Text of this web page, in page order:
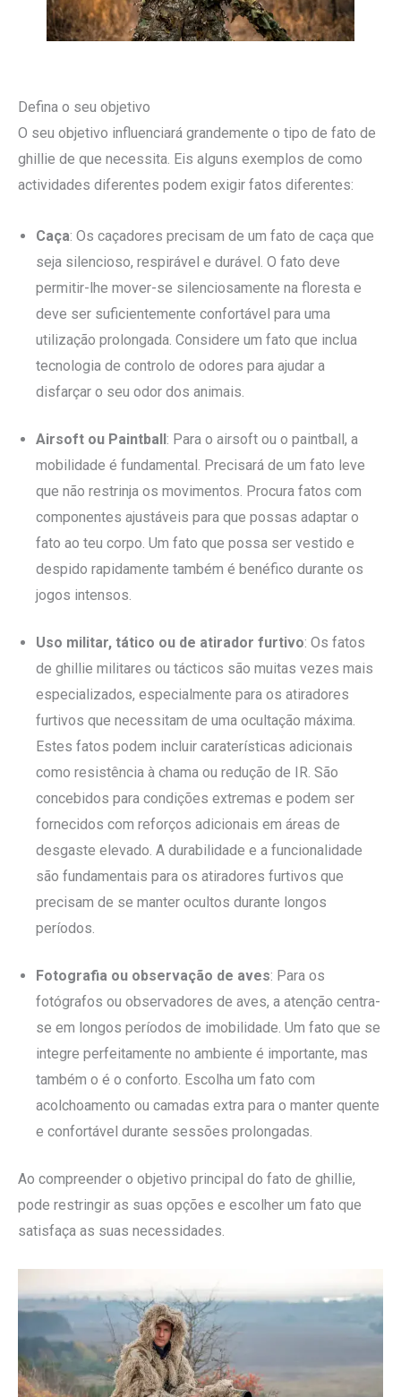
Defina o seu objetivo
O seu objetivo influenciará grandemente o tipo de fato de
ghillie de que necessita. Eis alguns exemplos de como
actividades diferentes podem exigir fatos diferentes:
Caça: Os caçadores precisam de um fato de caça que
seja silencioso, respirável e durável. O fato deve
permitir-lhe mover-se silenciosamente na floresta e
deve ser suficientemente confortável para uma
utilização prolongada. Considere um fato que inclua
tecnologia de controlo de odores para ajudar a
disfarçar o seu odor dos animais.
Airsoft ou Paintball : Para o airsoft ou o paintball, a
mobilidade é fundamental. Precisará de um fato leve
que não restrinja os movimentos. Procura fatos com
componentes ajustáveis para que possas adaptar o
fato ao teu corpo. Um fato que possa ser vestido e
despido rapidamente também é benéfico durante os
jogos intensos.
Uso militar, tático ou de atirador furtivo: Os fatos
de ghillie militares ou tácticos são muitas vezes mais
especializados, especialmente para os atiradores
furtivos que necessitam de uma ocultação máxima.
Estes fatos podem incluir caraterísticas adicionais
como resistência à chama ou redução de IR. São
concebidos para condições extremas e podem ser
fornecidos com reforços adicionais em áreas de
desgaste elevado. A durabilidade e a funcionalidade
são fundamentais para os atiradores furtivos que
precisam de se manter ocultos durante longos
períodos.
Fotografia ou observação de aves: Para os
fotógrafos ou observadores de aves, a atenção centra-
se em longos períodos de imobilidade. Um fato que se
integre perfeitamente no ambiente é importante, mas
também o é o conforto. Escolha um fato com
acolchoamento ou camadas extra para o manter quente
e confortável durante sessões prolongadas.
Ao compreender o objetivo principal do fato de ghillie,
pode restringir as suas opções e escolher um fato que
satisfaça as suas necessidades.